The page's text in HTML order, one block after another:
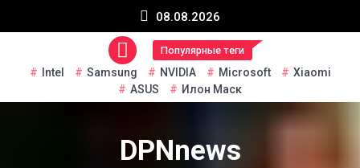
08.08.2026
Популярные теги
Intel Samsung NVIDIA Microsoft
Xiaomi
ASUS
Илон Маск
DPNnews